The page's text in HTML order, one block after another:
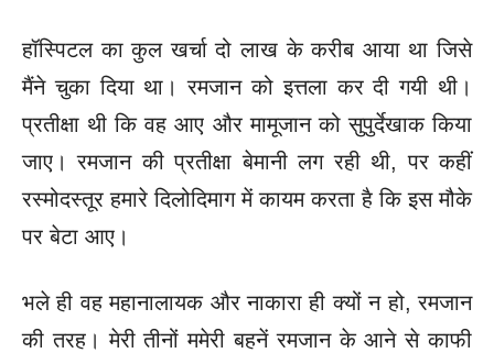
हॉस्पिटल का कुल खर्चा दो लाख के करीब आया था जिसे
मैंने चुका दिया था। रमजान को इत्तला कर दी गयी थी।
प्रतीक्षा थी कि वह आए और मामूजानको सुपुर्देखाक किया
जाए। रमजान की प्रतीक्षा बेमानी लग रही थी, पर कहीं
रस्मोदस्तूर हमारे दिलोदिमाग में कायम करता है कि इस मौके
पर बेटा आए।
भलेही वह महानालायक और नाकारा ही क्यों न हो, रमजान
की तरह।मेरी तीनों ममेरी बहनें रमजान के आने से काफी